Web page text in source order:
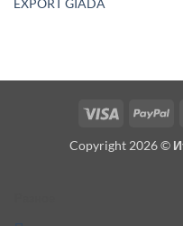
EXPORT GIADA
Visa
Copyright 2026 ©